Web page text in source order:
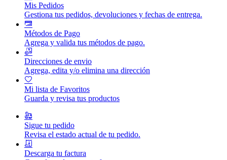
Mis Pedidos
Gestiona tus pedidos, devoluciones y fechas de entrega.
Métodos de Pago
Agrega y valida tus métodos de pago.
Direcciones de envio
Agrega, edita y/o elimina una dirección
Mi lista de Favoritos
Guarda y revisa tus productos
Sigue tu pedido
Revisa el estado actual de tu pedido.
Descarga tu factura